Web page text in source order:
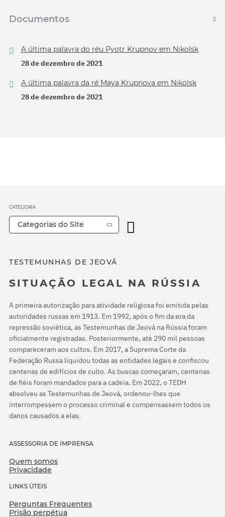
Documentos
A última palavra do réu Pyotr Krupnov em Nikolsk
28 de dezembro de 2021
A última palavra da ré Maya Krupnova em Nikolsk
28 de dezembro de 2021
TESTEMUNHAS DE JEOVÁ
SITUAÇÃO LEGAL NA RÚSSIA
A primeira autorização para atividade religiosa foi emitida pelas
autoridades russas em 1913. Em 1992, após o fim da era da
repressão soviética, as Testemunhas de Jeová na Rússia foram
oficialmente registradas. Posteriormente, até 290 mil pessoas
compareceram aos cultos. Em 2017, a Suprema Corte da
Federação Russa liquidou todas as entidades legais e confiscou
centenas de edifícios de culto. As buscas começaram, centenas
de fiéis foram mandados para a cadeia. Em 2022, o TEDH
absolveu as Testemunhas de Jeová, ordenou-lhes que
interrompessem o processo criminal e compensassem todos os
danos causados a elas.
ASSESSORIA DE IMPRENSA
Quem somos
Privacidade
LINKS ÚTEIS
Perguntas Frequentes
Prisão perpétua
CATEGORIA
Categorias do Site